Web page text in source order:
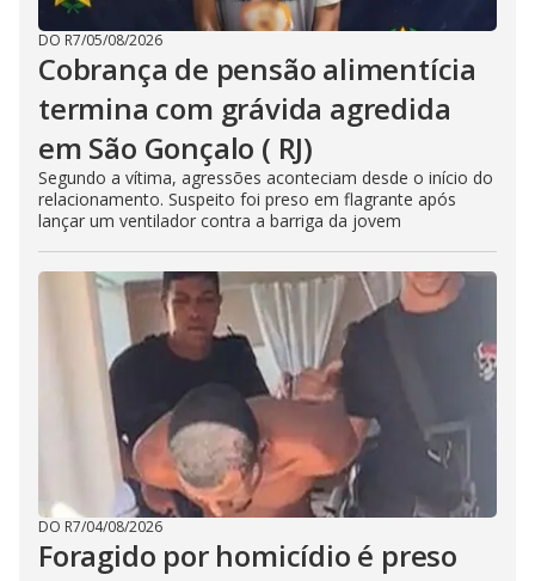
DO R7/05/08/2026
Cobrança de pensão alimentícia
termina com grávida agredida
em São Gonçalo ( RJ)
Segundo a vítima, agressões aconteciam desde o início do
relacionamento. Suspeito foi preso em flagrante após
lançar um ventilador contra a barriga da jovem
DO R7/04/08/2026
Foragido por homicídio é preso